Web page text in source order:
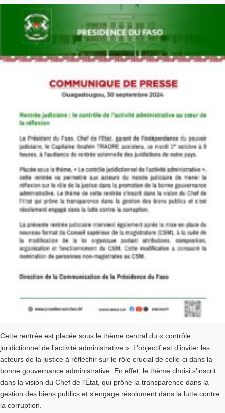
Cette rentrée est placée sous le thème central du « contrôle
juridictionnel de l’activité administrative ». L’objectif est d’inviter les
acteurs de la justice à réfléchir sur le rôle crucial de celle-ci dans la
bonne gouvernance administrative. En effet, le thème choisi s’inscrit
dans la vision du Chef de l’État, qui prône la transparence dans la
gestion des biens publics et s’engage résolument dans la lutte contre
la corruption.